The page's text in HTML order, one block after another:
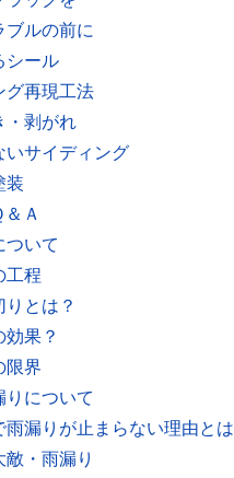
ブルの前に
シール
グ再現工法
・剥がれ
いサイディング
装
Ａ
ついて
工程
りとは？
効果？
限界
りについて
雨漏りが止まらない理由とは
・雨漏り